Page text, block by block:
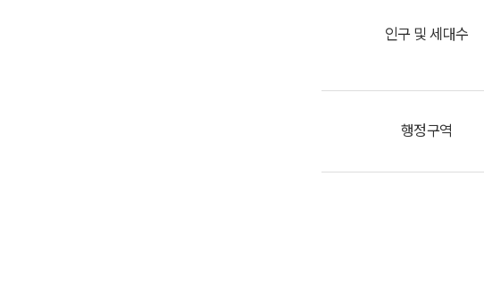
인구 및 세대수
행정구역